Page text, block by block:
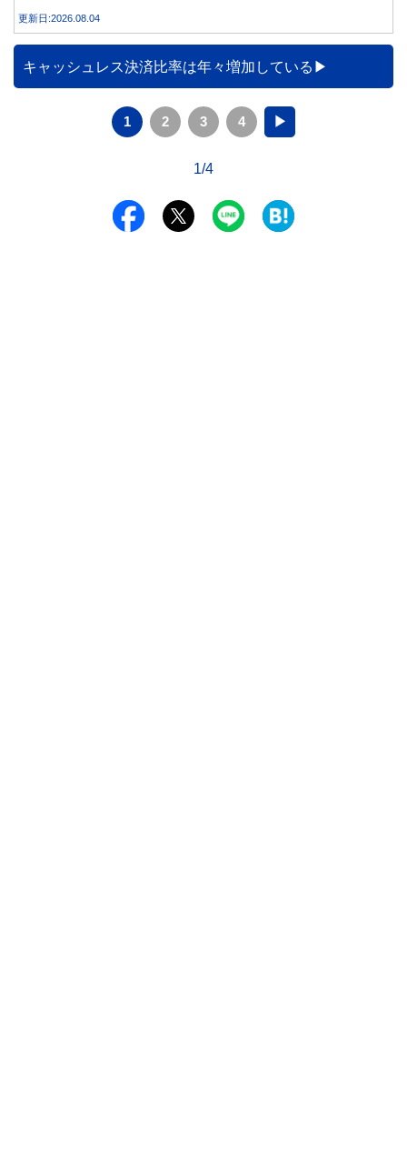
更新日:2026.08.04
キャッシュレス決済比率は年々増加している
1 2 3 4 ▶
1/4